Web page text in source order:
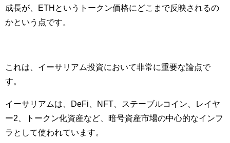
成長が、ETHというトークン価格にどこまで反映されるの
かという点です。
これは、イーサリアム投資において非常に重要な論点で
す。
イーサリアムは、DeFi、NFT、ステーブルコイン、レイヤ
ー2、トークン化資産など、暗号資産市場の中心的なインフ
ラとして使われています。